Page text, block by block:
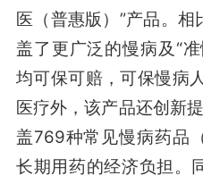
医（普惠版）”产品。
盖了更广泛的慢病及“
均可保可赔，可保慢病
医疗外，该产品还创新
盖769种常见慢病药品
长期用药的经济负担。